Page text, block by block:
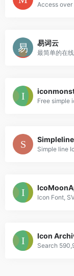
易词云
Free simple
Simple line
Icon Font,
Icon
Search